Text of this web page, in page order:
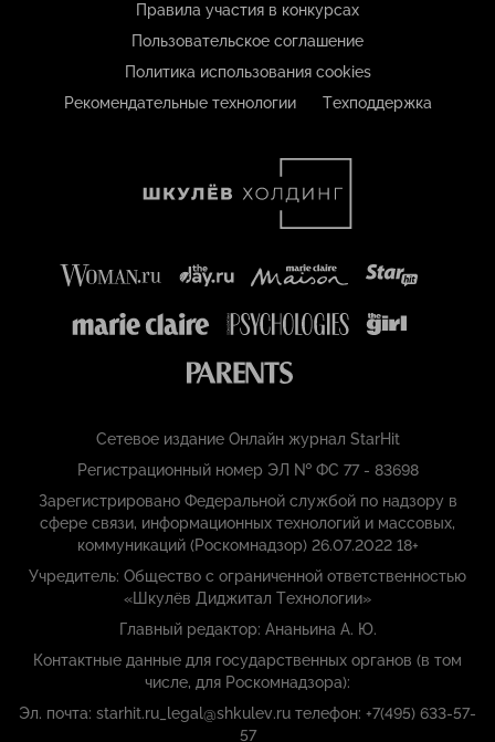
Правила участия в конкурсах
Пользовательское соглашение
Политика использования cookies
Рекомендательные технологии
Техподдержка
Сетевое издание Онлайн журнал StarHit
Регистрационный номер ЭЛ № ФС 77 - 83698
Зарегистрировано Федеральной службой по надзору в
сфере связи, информационных технологий и массовых,
коммуникаций (Роскомнадзор) 26.07.2022 18+
Учредитель: Общество с ограниченной ответственностью
«Шкулёв Диджитал Технологии»
Главный редактор: Ананьина А. Ю.
Контактные данные для государственных органов (в том
числе, для Роскомнадзора):
Эл. почта: starhit.ru_legal@shkulev.ru телефон: +7(495) 633-57-
57